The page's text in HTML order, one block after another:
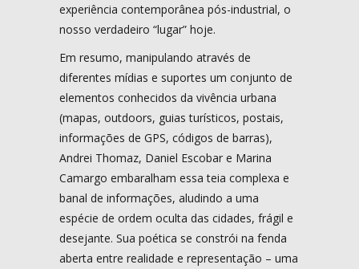
experiência contemporânea pós-industrial, o
nosso verdadeiro “lugar” hoje.
Em resumo, manipulando através de
diferentes mídias e suportes um conjunto de
elementos conhecidos da vivência urbana
(mapas, outdoors, guias turísticos, postais,
informações de GPS, códigos de barras),
Andrei Thomaz, Daniel Escobar e Marina
Camargo embaralham essa teia complexa e
banal de informações, aludindo a uma
espécie de ordem oculta das cidades, frágil e
desejante. Sua poética se constrói na fenda
aberta entre realidade e representação – uma